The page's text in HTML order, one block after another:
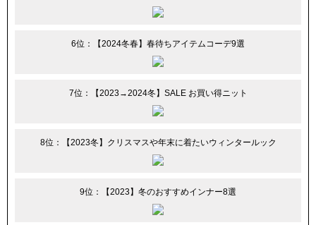
6位：【2024冬春】春待ちアイテムコーデ9選
7位：【2023→2024冬】SALE お買い得ニット
8位：【2023冬】クリスマスや年末に着たいウィンタールック
9位：【2023】冬のおすすめインナー8選